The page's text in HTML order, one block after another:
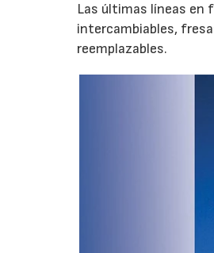
Las últimas líneas en
intercambiables,
reemplazables.